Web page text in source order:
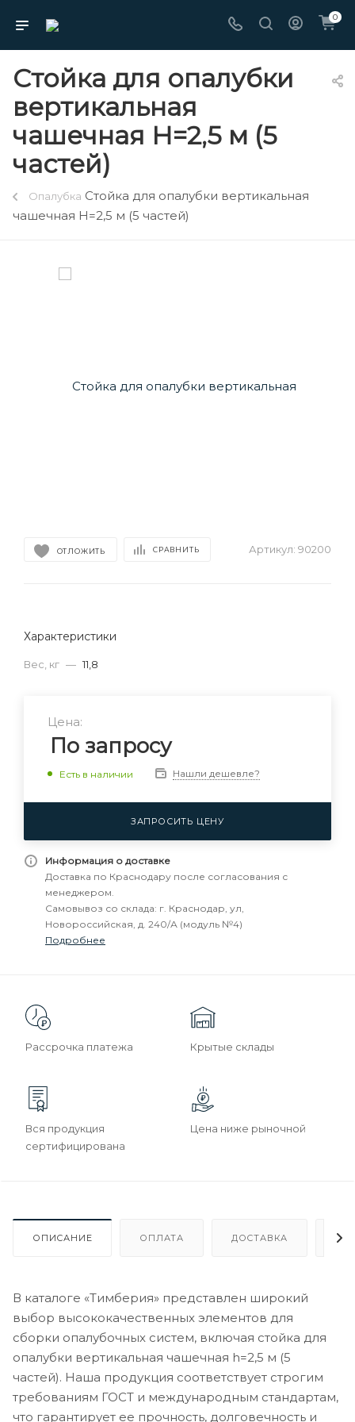
0
Стойка для опалубки
вертикальная
чашечная H=2,5 м (5
частей)
Опалубка Стойка для опалубки вертикальная
чашечная H=2,5 м (5 частей)
ОТЛОЖИТЬ СРАВНИТЬ Артикул: 90200
Характеристики
Вес, кг — 11,8
Цена:
По запросу
Есть в наличии Нашли дешевле?
ЗАПРОСИТЬ ЦЕНУ
Информация о доставке
Доставка по Краснодару после согласования с
менеджером.
Самовывоз со склада: г. Краснодар, ул,
Новороссийская, д. 240/А (модуль №4)
Подробнее
Рассрочка платежа Крытые склады
Вся продукция
сертифицирована
Цена ниже рыночной
ОПИСАНИЕ ОПЛАТА ДОСТАВКА
В каталоге «Тимберия» представлен широкий
выбор высококачественных элементов для
сборки опалубочных систем, включая стойка для
опалубки вертикальная чашечная h=2,5 м (5
частей). Наша продукция соответствует строгим
требованиям ГОСТ и международным стандартам,
что гарантирует ее прочность, долговечность и